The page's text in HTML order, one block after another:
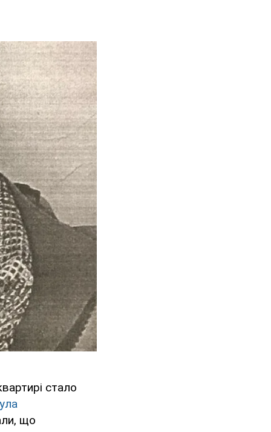
стало
що